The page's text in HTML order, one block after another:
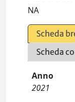
NA
Scheda
Scheda
Anno
2021